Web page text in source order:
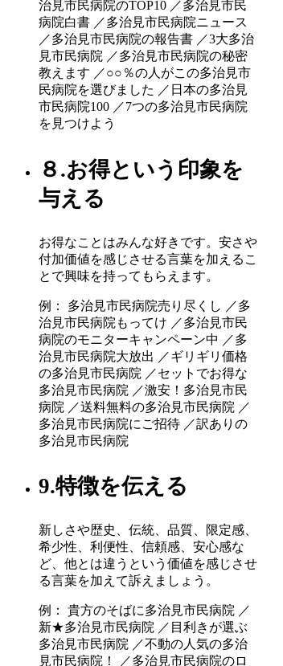
治見市民病院のTOP10 ／多治見市民
病院白書 ／多治見市民病院ニュース
／多治見市民病院の報告書 ／3大多治
見市民病院 ／多治見市民病院の秘密
教えます ／○○％の人がこの多治見市
民病院を選びました ／日本の多治見
市民病院100 ／7つの多治見市民病院
を見つけよう
８.お得という印象を
与える
お得なことはみんな好きです。安さや
付加価値を感じさせる言葉を加えるこ
とで興味を持ってもらえます。
例： 多治見市民病院売り尽くし ／多
治見市民病院もってけ ／多治見市民
病院のモニターキャンペーン中 ／多
治見市民病院大放出 ／ギリギリ価格
の多治見市民病院 ／セットでお得な
多治見市民病院 ／激安！多治見市民
病院 ／送料無料の多治見市民病院 ／
多治見市民病院にご招待 ／訳ありの
多治見市民病院
9.特徴を伝える
新しさや歴史、伝統、品質、限定感、
希少性、利便性、信頼感、安心感な
ど、他とは違うという価値を感じさせ
る言葉を加えて訴えましょう。
例： 貴方のそばに多治見市民病院 ／
新★多治見市民病院 ／目利きが選ぶ
多治見市民病院 ／不動の人気の多治
見市民病院！ ／多治見市民病院のロ